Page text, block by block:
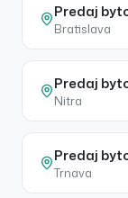
Predaj
Bratislava
Predaj
Nitra
Predaj
Trnava